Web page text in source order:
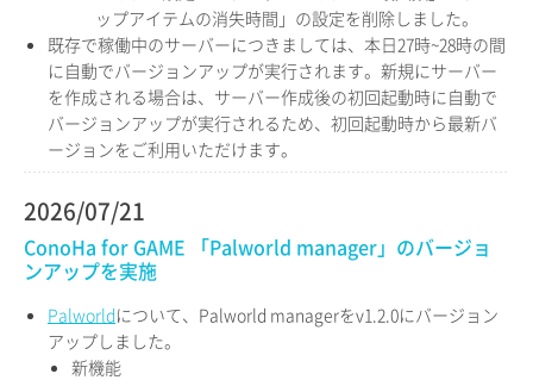
ップアイテムの消失時間」の設定を削除しました。
既存で稼働中のサーバーにつきましては、本日27時~28時の間
に自動でバージョンアップが実行されます。新規にサーバー
を作成される場合は、サーバー作成後の初回起動時に自動で
バージョンアップが実行されるため、初回起動時から最新バ
ージョンをご利用いただけます。
2026/07/21
ConoHa for GAME 「Palworld manager」のバージョ
ンアップを実施
Palworldについて、Palworld managerをv1.2.0にバージョン
アップしました。
新機能